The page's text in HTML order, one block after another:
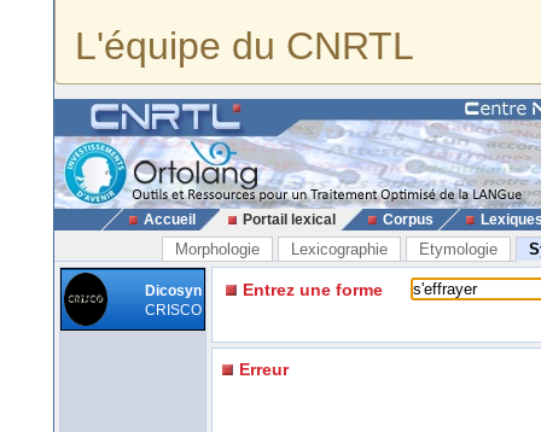
L'équipe du CNRTL
Accueil Portail lexical Corpus
Morphologie Lexicographie Etymologie
Dicosyn
CRISCO
Entrez une forme
Erreur